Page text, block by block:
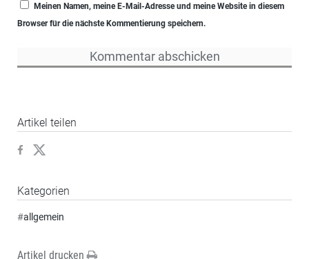
Meinen Namen, meine E-Mail-Adresse und meine Website in diesem
Browser für die nächste Kommentierung speichern.
Artikel teilen
Kategorien
#allgemein
Artikel drucken